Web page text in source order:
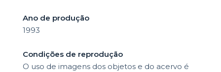
Ano de produção
1993
Condições de reprodução
O uso de imagens dos objetos e do acervo é